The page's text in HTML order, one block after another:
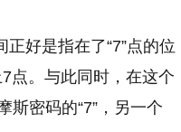
好是指在了“7”点的位
点。与此同时，在这个
斯密码的“7”，另一个